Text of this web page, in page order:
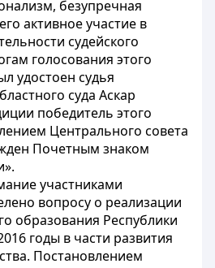
безупречная
активное участие в
судейского
голосования этого
удостоен судья
суда Аскар
победитель этого
Центрального совета
Почетным знаком
участниками
вопросу о реализации
образования Республики
годы в части развития
Постановлением